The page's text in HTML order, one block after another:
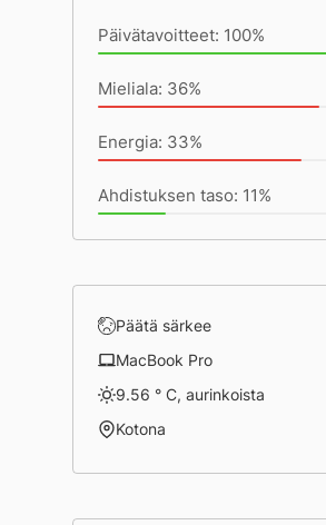
Päivätavoitteet: 100%
Mieliala: 36%
Energia: 33%
Ahdistuksen taso: 11%
Päätä särkee
MacBook Pro
9.56 ° C, aurinkoista
Kotona